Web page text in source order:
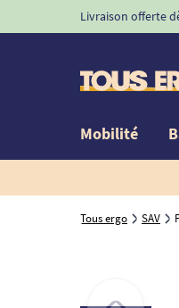
Livraison offerte
Mobilité
Tous ergo SAV